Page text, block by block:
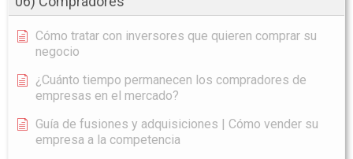
Cómo tratar con inversores que quieren comprar su
negocio
¿Cuánto tiempo permanecen los compradores de
empresas en el mercado?
Guía de fusiones y adquisiciones | Cómo vender su
empresa a la competencia